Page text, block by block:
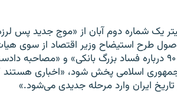
يک شماره دوم آبان از «موج جديد پس
طرح استيضاح وزير اقتصاد از سوی
شدن گزارش کميسيون اصل ۹۰ درباره فساد بزرگ بانکی» و
اسلامی پخش شود، «اخباری هستند
ايران وارد مرحله جديدی می‌شود.»